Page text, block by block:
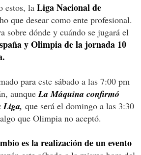
estos, la Liga Nacional de
que desear como ente profesional.
sobre dónde y cuándo se jugará el
y Olimpia de la jornada 10
para este sábado a las 7:00 pm
aunque La Máquina confirmó
Liga, que será el domingo a las 3:30
que Olimpia no aceptó.
es la realización de un evento